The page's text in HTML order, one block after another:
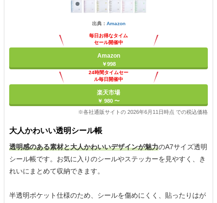
出典： Amazon
毎日お得なタイム
セール開催中
Amazon
￥998
24時間タイムセー
ル毎日開催中
楽天市場
￥ 980 〜
※各社通販サイトの 2026年6月11日時点 での税込価格
大人かわいい透明シール帳
透明感のある素材と大人かわいいデザインが魅力のA7サイズ透明
シール帳です。お気に入りのシールやステッカーを見やすく、き
れいにまとめて収納できます。
半透明ポケット仕様のため、シールを傷めにくく、貼ったりはが